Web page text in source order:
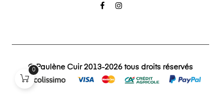
Facebook
© Paulène Cuir 2013-2026 tous droits réservés
0